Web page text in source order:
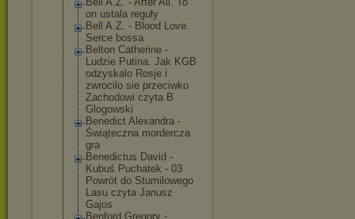
on ustala reguły
Bell A.Z. - Blood Love.
Serce bossa
Belton Catherine -
Ludzie Putina. Jak KGB
odzyskalo Rosje i
zwrocilo sie przeciwko
Zachodowi czyta B
Glogowski
Benedict Alexandra -
Świąteczna mordercza
gra
Benedictus David -
Kubuś Puchatek - 03
Powrót do Stumilowego
Lasu czyta Janusz
Gajos
Benford Gregory -